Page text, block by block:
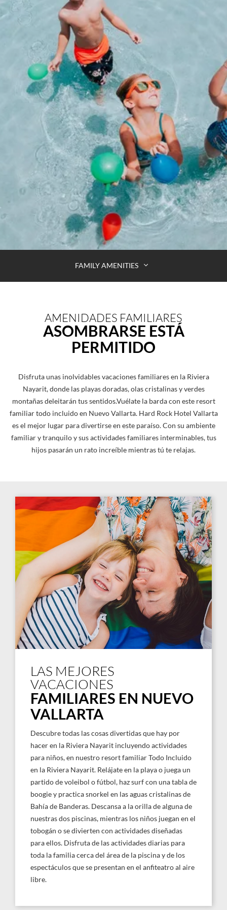
FAMILY AMENITIES
AMENIDADES FAMILIARES
ASOMBRARSE ESTÁ
PERMITIDO
Disfruta unas inolvidables vacaciones familiares en la Riviera
Nayarit, donde las playas doradas, olas cristalinas y verdes
montañas deleitarán tus sentidos.Vuélate la barda con este resort
familiar todo incluido en Nuevo Vallarta. Hard Rock Hotel Vallarta
es el mejor lugar para divertirse en este paraíso. Con su ambiente
familiar y tranquilo y sus actividades familiares interminables, tus
hijos pasarán un rato increíble mientras tú te relajas.
LAS MEJORES
VACACIONES
FAMILIARES EN NUEVO
VALLARTA
Descubre todas las cosas divertidas que hay por
hacer en la Riviera Nayarit incluyendo actividades
para niños, en nuestro resort familiar Todo Incluido
en la Riviera Nayarit. Relájate en la playa o juega un
partido de voleibol o fútbol, haz surf con una tabla de
boogie y practica snorkel en las aguas cristalinas de
Bahía de Banderas. Descansa a la orilla de alguna de
nuestras dos piscinas, mientras los niños juegan en el
tobogán o se divierten con actividades diseñadas
para ellos. Disfruta de las actividades diarias para
toda la familia cerca del área de la piscina y de los
espectáculos que se presentan en el anfiteatro al aire
libre.